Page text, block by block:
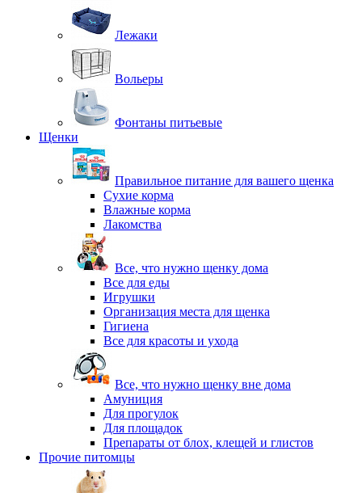
Лежаки
Вольеры
Фонтаны питьевые
Щенки
Правильное питание для вашего щенка
Сухие корма
Влажные корма
Лакомства
Все, что нужно щенку дома
Все для еды
Игрушки
Организация места для щенка
Гигиена
Все для красоты и ухода
Все, что нужно щенку вне дома
Амуниция
Для прогулок
Для площадок
Препараты от блох, клещей и глистов
Прочие питомцы